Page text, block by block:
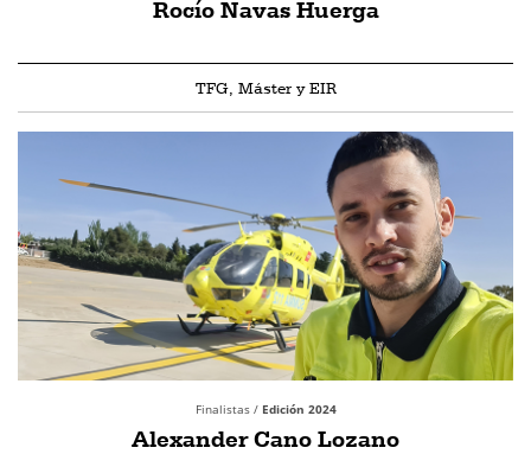
Rocío Navas Huerga
TFG, Máster y EIR
Finalistas / Edición 2024
Alexander Cano Lozano